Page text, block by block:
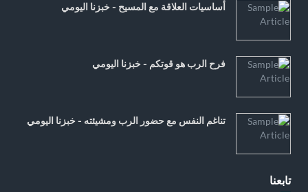
أساسيات العلاقة مع المسيح - خبزنا اليومي
فرح الرب هو قوتكم - خبزنا اليومي
تناغم النفس مع حضور الرب ومشيئته - خبزنا اليومي
تابعنا